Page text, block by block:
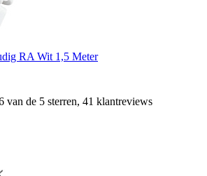
RA Wit 1,5 Meter
van de 5 sterren, 41 klantreviews